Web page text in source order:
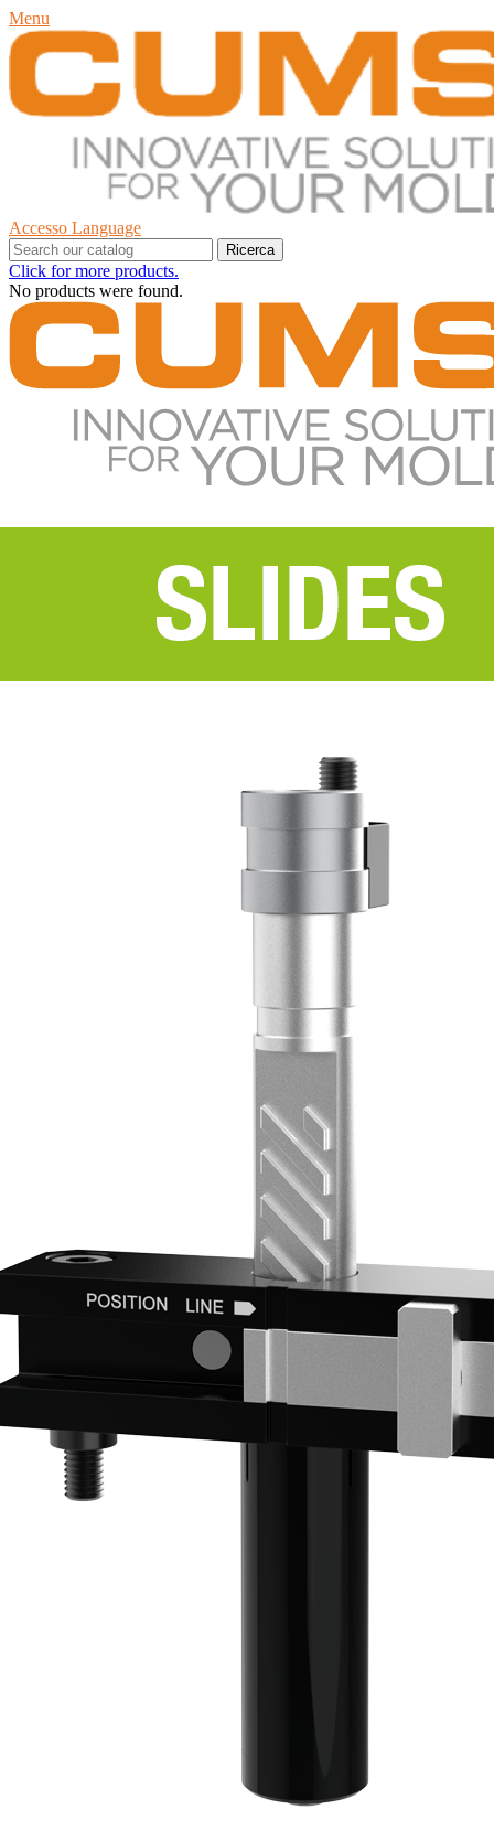
Menu
Accesso Language
Ricerca
Click for more products.
No products were found.